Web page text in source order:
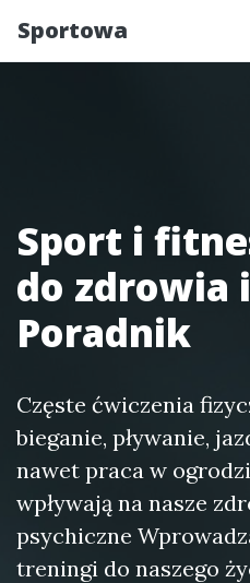
Sportowa
Sport i
do zdrowia
Poradnik
Częste ćwiczenia
bieganie, pływanie,
nawet praca w
wpływają na nasze
psychiczne
treningi do naszego